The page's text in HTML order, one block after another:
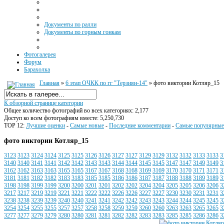
Документы по ралли
Документы по горным гонкам
Фотогалерея
Форум
Барахолка
Главная » 6 этап ОЧКК по гг "Терзиян-14" » фото виктории Котляр_15
К обзорной странице категории
Общее количество фотографий во всех категориях: 2,177
Доступ ко всем фотографиям вместе: 5,250,730
TOP 12: Лучшие оценки - Самые новые - Последние комментарии - Самые популярные
фото виктории Котляр_15
3123 3123 3124 3124 3125 3125 3126 3126 3127 3127 3129 3129 3132 3132 3133 3133
3140 3140 3141 3141 3142 3142 3143 3143 3144 3144 3145 3145 3147 3147 3149 3149
3162 3162 3163 3163 3165 3165 3167 3167 3168 3168 3169 3169 3170 3170 3171 3171
3181 3181 3182 3182 3183 3183 3185 3185 3186 3186 3187 3187 3188 3188 3189 3189
3198 3198 3199 3199 3200 3200 3201 3201 3202 3202 3204 3204 3205 3205 3206 3206
3217 3217 3219 3219 3221 3221 3222 3222 3226 3226 3227 3227 3230 3230 3231 3231
3238 3238 3239 3239 3240 3240 3241 3241 3242 3242 3243 3243 3244 3244 3245 3245
3254 3254 3255 3255 3257 3257 3258 3258 3259 3259 3260 3260 3263 3263 3265 3265
3277 3277 3279 3279 3280 3280 3281 3281 3282 3282 3283 3283 3285 3285 3286 3286